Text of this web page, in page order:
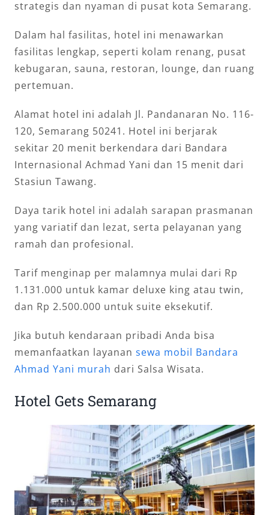
strategis dan nyaman di pusat kota Semarang.
Dalam hal fasilitas, hotel ini menawarkan
fasilitas lengkap, seperti kolam renang, pusat
kebugaran, sauna, restoran, lounge, dan ruang
pertemuan.
Alamat hotel ini adalah Jl. Pandanaran No. 116-
120, Semarang 50241. Hotel ini berjarak
sekitar 20 menit berkendara dari Bandara
Internasional Achmad Yani dan 15 menit dari
Stasiun Tawang.
Daya tarik hotel ini adalah sarapan prasmanan
yang variatif dan lezat, serta pelayanan yang
ramah dan profesional.
Tarif menginap per malamnya mulai dari Rp
1.131.000 untuk kamar deluxe king atau twin,
dan Rp 2.500.000 untuk suite eksekutif.
Jika butuh kendaraan pribadi Anda bisa
memanfaatkan layanan sewa mobil Bandara
Ahmad Yani murah dari Salsa Wisata.
Hotel Gets Semarang